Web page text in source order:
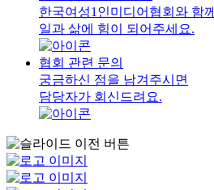
한국여성1인미디어협회와 함께
일과 삶에 힘이 되어주세요.
협회 관련 문의
궁금하신 점을 남겨주시면
담당자가 회신드려요.